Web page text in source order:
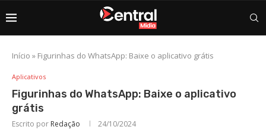
Início » Figurinhas do WhatsApp: Baixe o aplicativo grátis
Aplicativos
Figurinhas do WhatsApp: Baixe o aplicativo
grátis
Escrito por Redação 24/10/2024